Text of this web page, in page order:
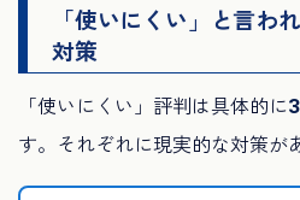
「使いにくい」と言わ
対策
「使いにくい」評判は具体的に
す。それぞれに現実的な対策が